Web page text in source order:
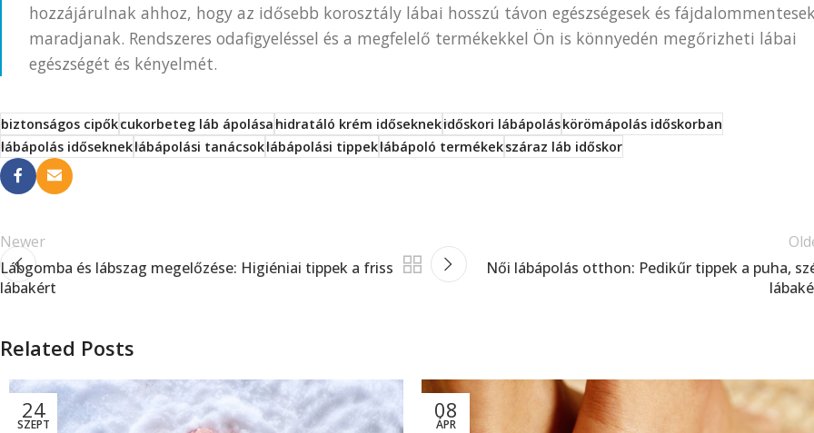
hozzájárulnak ahhoz, hogy az idősebb korosztály lábai hosszú távon egészségesek és fájdalommentesek
maradjanak. Rendszeres odafigyeléssel és a megfelelő termékekkel Ön is könnyedén megőrizheti lábai
egészségét és kényelmét.
biztonságos cipőkcukorbeteg láb ápolásahidratáló krém időseknekidőskori lábápoláskörömápolás időskorban
lábápolás idősekneklábápolási tanácsoklábápolási tippeklábápoló termékekszáraz láb időskor
Newer
Lábgomba és lábszag megelőzése: Higiéniai tippek a friss
lábakért
Női lábápolás otthon: Pedikűr tippek a puha,
Related Posts
24
SZEPT
08
ÁPR